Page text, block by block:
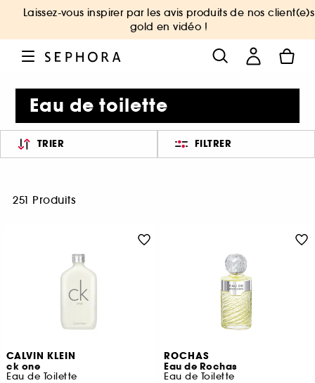
Laissez-vous inspirer par les avis produits de nos client(e)s
gold en vidéo !
Eau de toilette
TRIER FILTRER
251 Produits
CALVIN KLEIN
ck one
Eau de Toilette
ROCHAS
Eau de Rochas
Eau de Toilette